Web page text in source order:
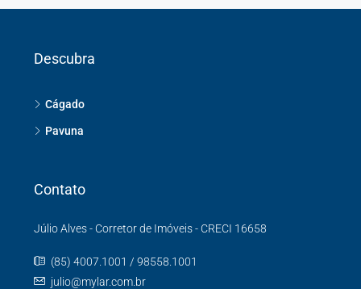
Descubra
Cágado
Pavuna
Contato
Júlio Alves - Corretor de Imóveis - CRECI 16658
(85) 4007.1001 / 98558.1001
julio@mylar.com.br